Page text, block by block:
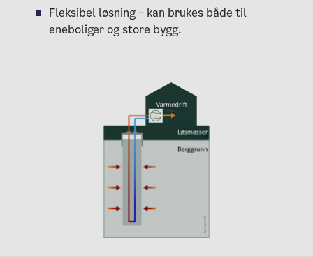
Fleksibel løsning – kan brukes både til
eneboliger og store bygg.